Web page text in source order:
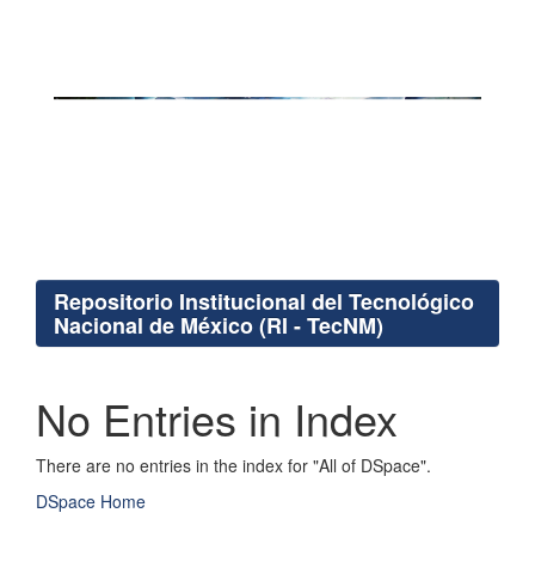
Repositorio Institucional del Tecnológico
Nacional de México (RI - TecNM)
No Entries in Index
There are no entries in the index for "All of DSpace".
DSpace Home